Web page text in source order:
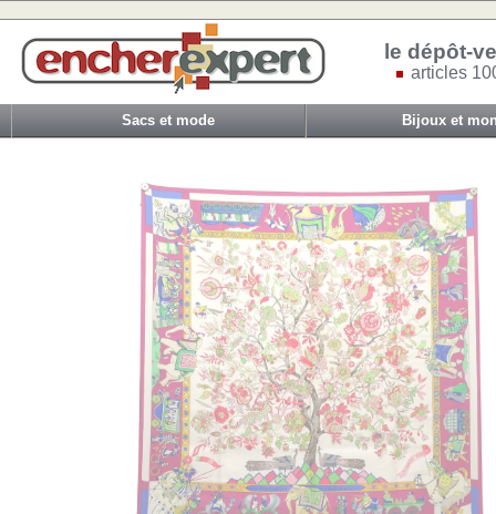
le dépôt-
articles
Sacs et mode Bijoux et